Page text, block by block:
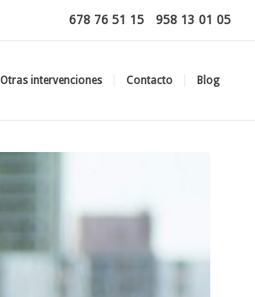
678 76 51 15 -958 13 01 05
Otras intervenciones Contacto Blog